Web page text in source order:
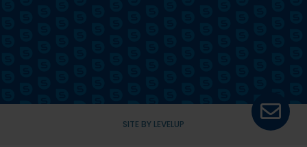
SITE BY LEVELUP